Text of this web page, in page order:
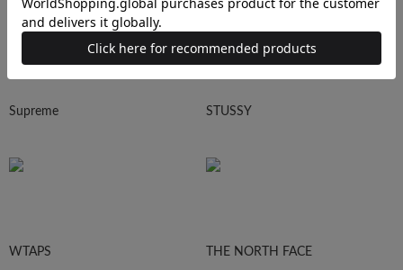
Supreme STUSSY
WTAPS THE NORTH FACE